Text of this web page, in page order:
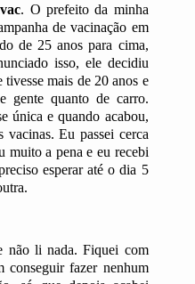
. O prefeito da minha
de vacinação em
de 25 anos para cima,
isso, ele decidiu
mais de 20 anos e
gente quanto de carro.
única e quando acabou,
vacinas. Eu passei cerca
muito a pena e eu recebi
esperar até o dia 5
não li nada. Fiquei com
conseguir fazer nenhum